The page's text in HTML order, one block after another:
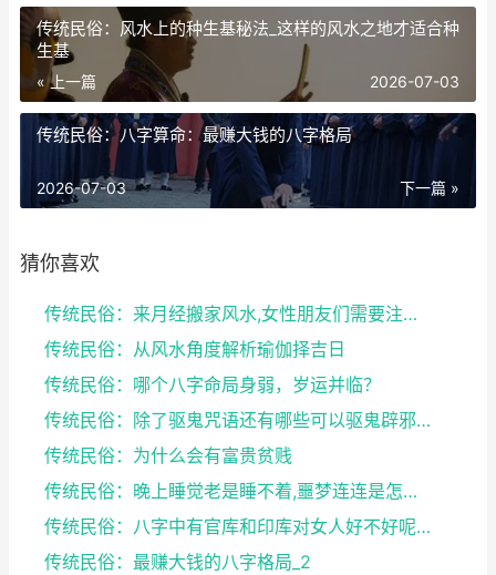
传统民俗：风水上的种生基秘法_这样的风水之地才适合种
生基
« 上一篇 2026-07-03
传统民俗：八字算命：最赚大钱的八字格局
下一篇 »
2026-07-03
猜你喜欢
传统民俗：来月经搬家风水,女性朋友们需要注意了
传统民俗：从风水角度解析瑜伽择吉日
传统民俗：哪个八字命局身弱，岁运并临？
传统民俗：除了驱鬼咒语还有哪些可以驱鬼辟邪的方法？...
传统民俗：为什么会有富贵贫贱
传统民俗：晚上睡觉老是睡不着,噩梦连连是怎么回事
传统民俗：八字中有官库和印库对女人好不好呢？赶快收...
传统民俗：最赚大钱的八字格局_2